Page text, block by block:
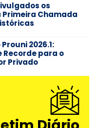
os
Primeira Chamada
2026.1:
para o
Privado